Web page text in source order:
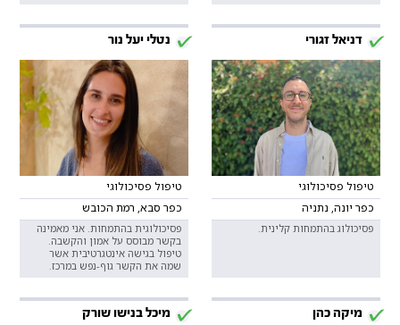
דניאל זגורי
טיפול פסיכולוגי
כפר יונה, נתניה
פסיכולוג בהתמחות קלינית.
נטלי יעל נור
טיפול פסיכולוגי
כפר סבא, רמת הכובש
פסיכולוגית בהתמחות. אני מאמינה
בקשר מבוסס על אמון והקשבה.
טיפול בגישה אינטגרטיבית אשר
שמה את הקשר גוף-נפש במרכז.
מיקה כהן מיכל בנישו שורק